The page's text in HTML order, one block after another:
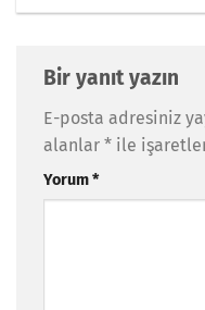
Bir yanıt yazın
E-posta adresiniz
alanlar * ile
Yorum*